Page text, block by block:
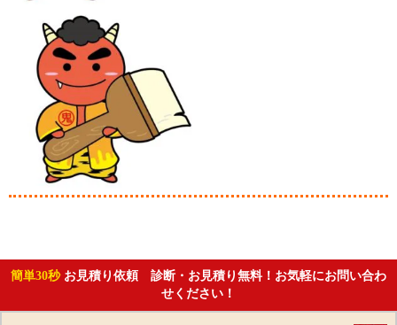
簡単30秒 お見積り依頼 診断・お見積り無料！お気軽にお問い合わ
せください！